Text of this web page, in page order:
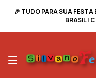
🎉 TUDO PARA SUA FESTA
BRASIL |